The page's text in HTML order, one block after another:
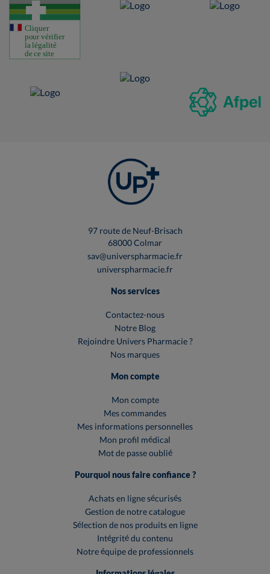
97 route de Neuf-Brisach
68000 Colmar
sav@universpharmacie.fr
universpharmacie.fr
Nos services
Contactez-nous
Notre Blog
Rejoindre Univers Pharmacie ?
Nos marques
Mon compte
Mon compte
Mes commandes
Mes informations personnelles
Mon profil médical
Mot de passe oublié
Pourquoi nous faire confiance ?
Achats en ligne sécurisés
Gestion de notre catalogue
Sélection de nos produits en ligne
Intégrité du contenu
Notre équipe de professionnels